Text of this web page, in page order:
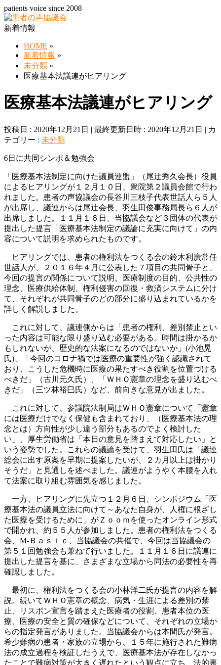
patients voice since 2008
新着情報
HOME »
新着情報 »
未分類 »
医療基本法議連がヒアリング
医療基本法議連がヒアリング
投稿日 : 2020年12月21日 最終更新日時 : 2020年12月21日
カ
テゴリー : 未分類
6日に共同シンポ＆勉強会
「医療基本法制定に向けた議員連盟」（尾辻秀久会長）役員
によるヒアリングが１２月１０日、衆院第２議員会館で行わ
れました。患者の声協議会の長谷川三枝子代表世話人ら５人
が出席し、議連からは尾辻会長、羽生田俊事務局長ら６人が
出席しました。１１月１６日、当協議会など３団体の代表が
提出した提言「医療基本法制定の議論に充実に向けて」の内
容について説明を求められたものです。
ヒアリングでは、患者の権利法をつくる会の鈴木利廣常任
世話人が、２０１６年４月に公表した７項目の共同骨子と、
今回の提言の関係について説明。医療制度の目的、公共性の
理念、医療供給体制、権利侵害の回復・救済システムに分け
て、それぞれが共同骨子のどの部分に盛り込まれているかを
詳しく解説しました。
これに対して、議連側からは「患者の権利、差別禁止とい
った内容は可能な限り盛り込む必要がある。時間は掛かるか
もしれないが、歴史的な法案になるのではないか」(小池晃
氏)、「今回のコロナ禍では医療の重要性が強く認識されて
おり、こうした危機時に医療の果たすべき役割を位置づける
べきだ」（古川元久氏）、「ＷＨＯ憲章の理念を盛り込むべ
きだ」（三ツ林裕巳氏）など、前向きな意見が出ました。
これに対して、参議院法制局はＷＨＯ憲章について「憲章
には医療だけでなく保健も含まれており、（医療基本法の理
念とは）方向性が少し違う部分もあるのでよく検討した
い」、厚生労働省は「本日の意見を踏まえて対応したい」と
いう姿勢でした。これらの議論を受けて、羽生田氏は「議連
総会に出す原案を早期に提案したいが、２カ月以上は掛かり
そうだ」と見通しを述べました。議連がようやく本腰を入れ
て法案に取り組む雰囲気を感じました。
一方、ヒアリングに先立つ１２月６日、シンポジウム「医
療基本法の議員立法に向けて～あなた自身が、人権に根ざし
た医療を受けるために」がＺｏｏｍを使ったオンライン形式
で開かれ、約５５人が参加しました。患者の権利法をつくる
会、М‐Ｂａｓｉｃ、当協議会の共催で、今回は当協議会の
第５１回勉強会も兼ねて行いました。１１月１６日に議連に
提出した提言を基に、さまざまな立場から同法の必要性を再
確認しました。
最初に、権利法をつくる会の小林洋二氏が提言の内容を解
説。続いてＷＨＯ憲章の概念、病気・生涯による差別の禁
止、リスボン宣言を踏まえた医療者の役割、患者本位の医
療、医療の安全と質の確保などについて、それぞれの立場か
らの指定発言がありました。当協議会からは本間氏が発言。
希少難病の患者・家族の立場から、１５年に施行された難病
法の成立過程を検証したうえで、医療基本法が存在しなかっ
たことで難病対策が大きく遅れたという観点に立ち、法的裏